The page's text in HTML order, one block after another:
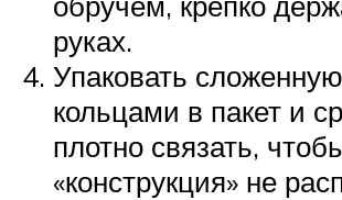
руках.
Упаковать
кольцами в пакет и
плотно связать,
«конструкция» не